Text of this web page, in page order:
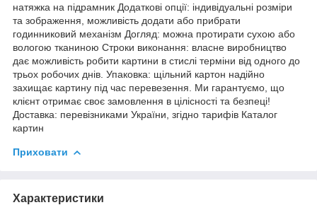
натяжка на підрамник Додаткові опції: індивідуальні розміри
та зображення, можливість додати або прибрати
годинниковий механізм Догляд: можна протирати сухою або
вологою тканиною Строки виконання: власне виробництво
дає можливість робити картини в стислі терміни від одного до
трьох робочих днів. Упаковка: щільний картон надійно
захищає картину під час перевезення. Ми гарантуємо, що
клієнт отримає своє замовлення в цілісності та безпеці!
Доставка: перевізниками України, згідно тарифів Каталог
картин
Приховати
Характеристики